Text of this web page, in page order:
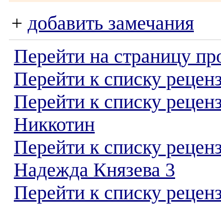
+ добавить замечания
Перейти на страницу
Перейти к списку
Перейти к списку
Никкотин
Перейти к списку
Надежда Князева 3
Перейти к списку